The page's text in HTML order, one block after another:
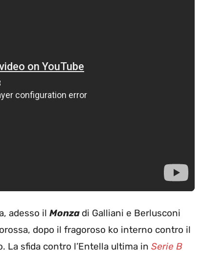
adesso il Monza di Galliani e Berlusconi
dopo il fragoroso ko interno contro il
La sfida contro l’Entella ultima in Serie B